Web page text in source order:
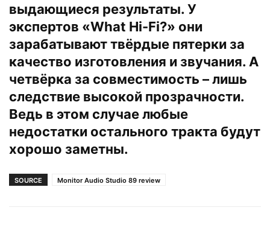
выдающиеся результаты. У
экспертов «What Hi-Fi?» они
зарабатывают твёрдые пятерки за
качество изготовления и звучания. А
четвёрка за совместимость – лишь
следствие высокой прозрачности.
Ведь в этом случае любые
недостатки остального тракта будут
хорошо заметны.
SOURCE Monitor Audio Studio 89 review